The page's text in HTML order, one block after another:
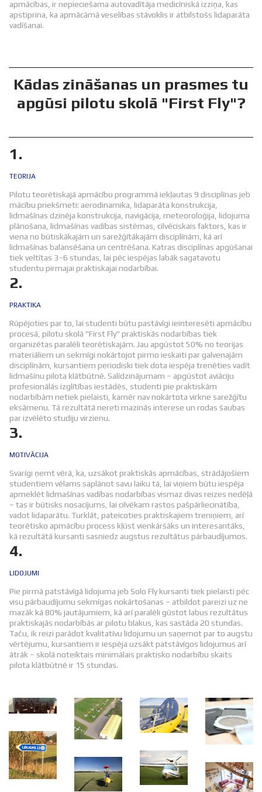
apmācības, ir nepieciešama autovadītāja medicīniskā izziņa, kas
apstiprina, ka apmācāmā veselības stāvoklis ir atbilstošs lidaparāta
vadīšanai.
Kādas zināšanas un prasmes tu
apgūsi pilotu skolā "First Fly"?
1.
TEORIJA
Pilotu teorētiskajā apmācību programmā iekļautas 9 disciplīnas jeb
mācību priekšmeti: aerodinamika, lidaparāta konstrukcija,
lidmašīnas dzinēja konstrukcija, navigācija, meteoroloģija, lidojuma
plānošana, lidmašīnas vadības sistēmas, cilvēciskais faktors, kas ir
viena no būtiskākajām un sarežģītākajām disciplīnām, kā arī
lidmašīnas balansēšana un centrēšana. Katras disciplīnas apgūšanai
tiek veltītas 3–6 stundas, lai pēc iespējas labāk sagatavotu
studentu pirmajai praktiskajai nodarbībai.
2.
PRAKTIKA
Rūpējoties par to, lai studenti būtu pastāvīgi ieinteresēti apmācību
procesā, pilotu skolā "First Fly" praktiskās nodarbības tiek
organizētas paralēli teorētiskajām. Jau apgūstot 50% no teorijas
materiāliem un sekmīgi nokārtojot pirmo ieskaiti par galvenajām
disciplīnām, kursantiem periodiski tiek dota iespēja trenēties vadīt
lidmašīnu pilota klātbūtnē. Salīdzinājumam – apgūstot aviāciju
profesionālās izglītības iestādēs, studenti pie praktiskām
nodarbībām netiek pielaisti, kamēr nav nokārtota virkne sarežģītu
eksāmenu. Tā rezultātā nereti mazinās interese un rodas šaubas
par izvēlēto studiju virzienu.
3.
MOTIVĀCIJA
Svarīgi ņemt vērā, ka, uzsākot praktiskās apmācības, strādājošiem
studentiem vēlams saplānot savu laiku tā, lai viņiem būtu iespēja
apmeklēt lidmašīnas vadības nodarbības vismaz divas reizes nedēļā
– tas ir būtisks nosacījums, lai cilvēkam rastos pašpārliecinātība,
vadot lidaparātu. Turklāt, pateicoties praktiskajiem treniņiem, arī
teorētisko apmācību process kļūst vienkāršāks un interesantāks,
kā rezultātā kursanti sasniedz augstus rezultātus pārbaudījumos.
4.
LIDOJUMI
Pie pirmā patstāvīgā lidojuma jeb Solo Fly kursanti tiek pielaisti pēc
visu pārbaudījumu sekmīgas nokārtošanas – atbildot pareizi uz ne
mazāk kā 80% jautājumiem, kā arī paralēli gūstot labus rezultātus
praktiskajās nodarbībās ar pilotu blakus, kas sastāda 20 stundas.
Taču, ik reizi parādot kvalitatīvu lidojumu un saņemot par to augstu
vērtējumu, kursantiem ir iespēja uzsākt patstāvīgos lidojumus arī
ātrāk – skolā noteiktais minimālais praktisko nodarbību skaits
pilota klātbūtnē ir 15 stundas.